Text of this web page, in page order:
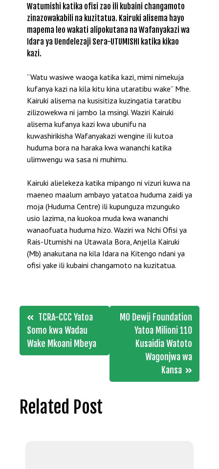
Watumishi katika ofisi zao ili kubaini changamoto
zinazowakabili na kuzitatua. Kairuki alisema hayo
mapema leo wakati alipokutana na Wafanyakazi wa
Idara ya Uendelezaji Sera-UTUMISHI katika kikao
kazi.
“Watu wasiwe waoga katika kazi, mimi nimekuja
kufanya kazi na kila kitu kina utaratibu wake” Mhe.
Kairuki alisema na kusisitiza kuzingatia taratibu
zilizowekwa ni jambo la msingi. Waziri Kairuki
alisema kufanya kazi kwa ubunifu na
kuwashirikisha Wafanyakazi wengine ili kutoa
huduma bora na haraka kwa wananchi katika
ulimwengu wa sasa ni muhimu.
Kairuki alielekeza katika mipango ni vizuri kuwa na
maeneo maalum ambayo yatatoa huduma zaidi ya
moja (Huduma Centre) ili kupunguza mzunguko
usio lazima, na kuokoa muda kwa wananchi
wanaofuata huduma hizo. Waziri wa Nchi Ofisi ya
Rais-Utumishi na Utawala Bora, Anjella Kairuki
(Mb) anakutana na kila Idara na Kitengo ndani ya
ofisi yake ili kubaini changamoto na kuzitatua.
Post
navigation
TCRA-CCC Yatoa
Somo kwa Wadau
Wake Mkoani Mbeya
MO Dewji Foundation
Yatoa Milioni 110
Kusaidia Watoto
Wagonjwa wa
Kansa
Related Post